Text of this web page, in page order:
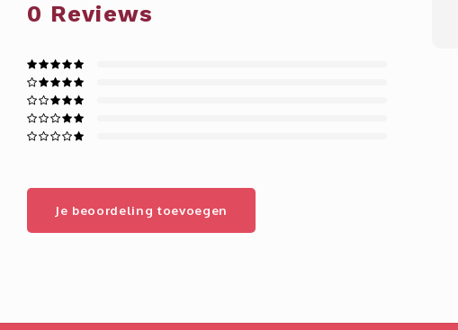
0 Reviews
Je beoordeling toevoegen